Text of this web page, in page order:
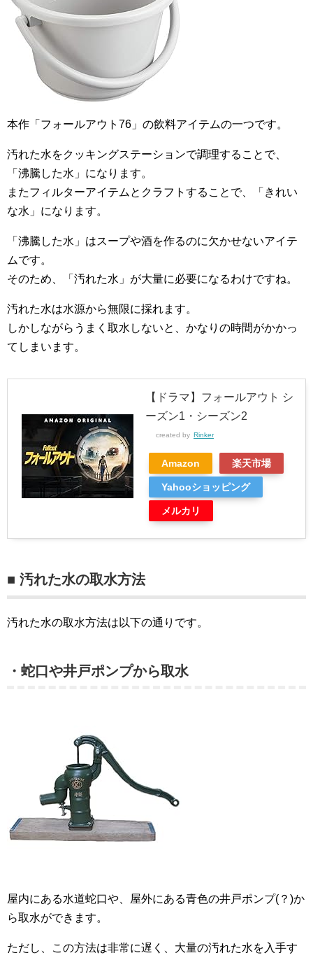
本作「フォールアウト76」の飲料アイテムの一つです。
汚れた水をクッキングステーションで調理することで、
「沸騰した水」になります。
またフィルターアイテムとクラフトすることで、「きれい
な水」になります。
「沸騰した水」はスープや酒を作るのに欠かせないアイテ
ムです。
そのため、「汚れた水」が大量に必要になるわけですね。
汚れた水は水源から無限に採れます。
しかしながらうまく取水しないと、かなりの時間がかかっ
てしまいます。
【ドラマ】フォールアウト シ
ーズン1・シーズン2
created by Rinker
Amazon 楽天市場
Yahooショッピング
メルカリ
■ 汚れた水の取水方法
汚れた水の取水方法は以下の通りです。
・蛇口や井戸ポンプから取水
屋内にある水道蛇口や、屋外にある青色の井戸ポンプ(？)か
ら取水ができます。
ただし、この方法は非常に遅く、大量の汚れた水を入手す